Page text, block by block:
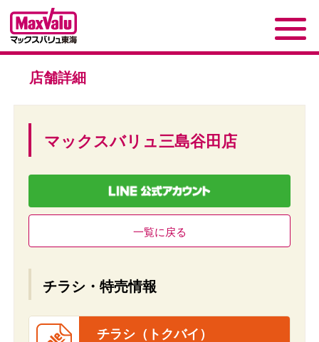
店舗詳細
マックスバリュ三島谷田店
一覧に戻る
チラシ・特売情報
チラシ（トクバイ）